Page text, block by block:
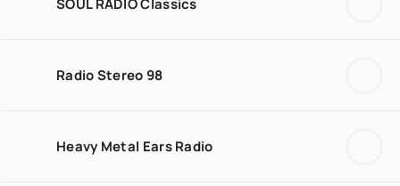
Radio Stereo 98
Heavy Metal Ears Radio